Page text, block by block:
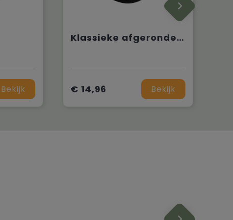
Bekijk
Klassieke afgeronde Snapbackpet
€ 14,96 Bekijk